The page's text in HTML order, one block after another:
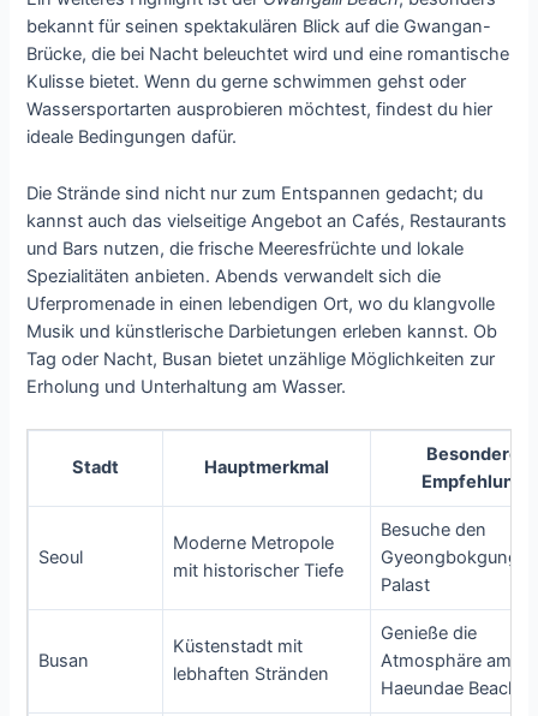
bekannt für seinen spektakulären Blick auf die Gwangan-
Brücke, die bei Nacht beleuchtet wird und eine romantische
Kulisse bietet. Wenn du gerne schwimmen gehst oder
Wassersportarten ausprobieren möchtest, findest du hier
ideale Bedingungen dafür.
Die Strände sind nicht nur zum Entspannen gedacht; du
kannst auch das vielseitige Angebot an Cafés, Restaurants
und Bars nutzen, die frische Meeresfrüchte und lokale
Spezialitäten anbieten. Abends verwandelt sich die
Uferpromenade in einen lebendigen Ort, wo du klangvolle
Musik und künstlerische Darbietungen erleben kannst. Ob
Tag oder Nacht, Busan bietet unzählige Möglichkeiten zur
Erholung und Unterhaltung am Wasser.
Stadt Hauptmerkmal
Besondere
Empfehlung
Seoul
Moderne Metropole
mit historischer Tiefe
Besuche den
Gyeongbokgung-
Palast
Busan
Küstenstadt mit
lebhaften Stränden
Genieße die
Atmosphäre am
Haeundae Beach